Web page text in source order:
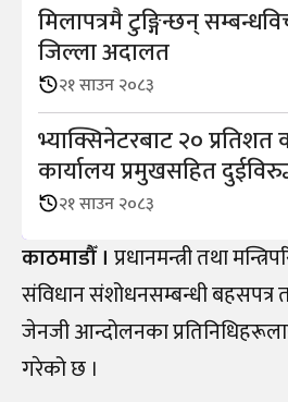
मिलापत्रमै टुङ्गिन्छन्
जिल्ला अदालत
२१ साउन २०८३
भ्याक्सिनेटरबाट २०
कार्यालय प्रमुखसहित दुईविरुद्ध
२१ साउन २०८३
काठमाडौँ । प्रधानमन्त्री तथा
संविधान संशोधनसम्बन्धी बहसपत्र
जेनजी आन्दोलनका
गरेको छ ।